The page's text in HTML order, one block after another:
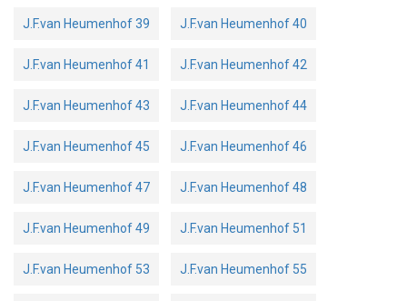
J.F.van Heumenhof 39 J.F.van Heumenhof 40
J.F.van Heumenhof 41 J.F.van Heumenhof 42
J.F.van Heumenhof 43 J.F.van Heumenhof 44
J.F.van Heumenhof 45 J.F.van Heumenhof 46
J.F.van Heumenhof 47 J.F.van Heumenhof 48
J.F.van Heumenhof 49 J.F.van Heumenhof 51
J.F.van Heumenhof 53 J.F.van Heumenhof 55